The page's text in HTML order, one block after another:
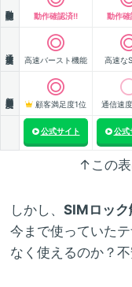
動作確認済!! 動作
高速バースト機能 高速な
顧客満足度1位 通信速
公式サイト 公式
↑この表
しかし、 SIMロック
今まで使っていた
なく使えるのか？